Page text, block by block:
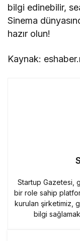
bilgi edinebilir,
Sinema
hazır olun!
Kaynak:
Startup Gazetesi,
bir role sahip
kurulan şirketimiz,
bilgi